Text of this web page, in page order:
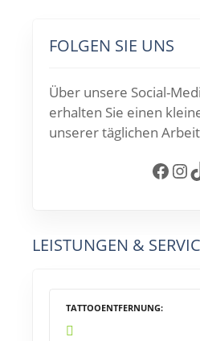
FOLGEN SIE UNS
Über unsere Social-
erhalten Sie einen
unserer täglichen
Facebook InstagramTikTok
LEISTUNGEN &
TATTOOENTFERNUNG